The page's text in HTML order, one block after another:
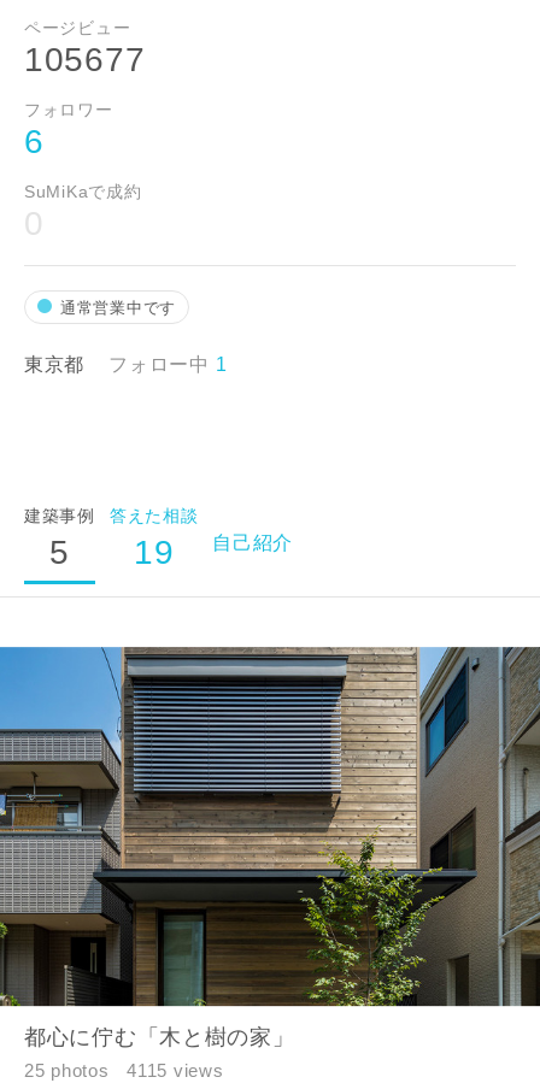
ページビュー
105677
フォロワー
6
SuMiKaで成約
0
通常営業中です
東京都 フォロー中 1
建築事例
5
答えた相談
19 自己紹介
都心に佇む「木と樹の家」
25 photos 4115 views